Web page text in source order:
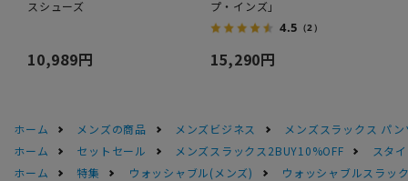
スシューズ
10,989円
プ・インズ」
4.5 （2）
15,290円
ホーム メンズの商品 メンズビジネス
メンズスラックス パン
ホーム
セットセール メンズスラックス2BUY10%OFF
スタ
ホーム
特集 ウォッシャブル(メンズ)
ウォッシャブルスラッ